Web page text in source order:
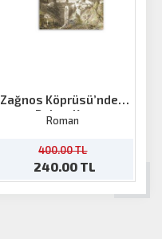
Zağnos Köprüsü’nden
Bakan Kız
Roman
400.00 TL
240.00 TL